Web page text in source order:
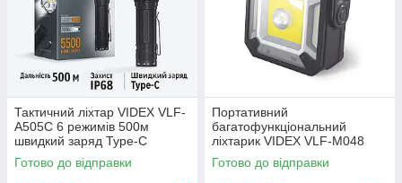
Тактичний ліхтар VIDEX VLF-
A505C 6 режимів 500м
швидкий заряд Type-C
водозахист алюміній
Готово до відправки
Портативний
багатофункціональний
ліхтарик VIDEX VLF-M048
1500Lm 5000K
Готово до відправки